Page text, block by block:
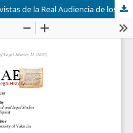
Jueces antiesclavistas y proesclavistas de la Real Audiencia de los Confines y de Guatemala (1543-1564)